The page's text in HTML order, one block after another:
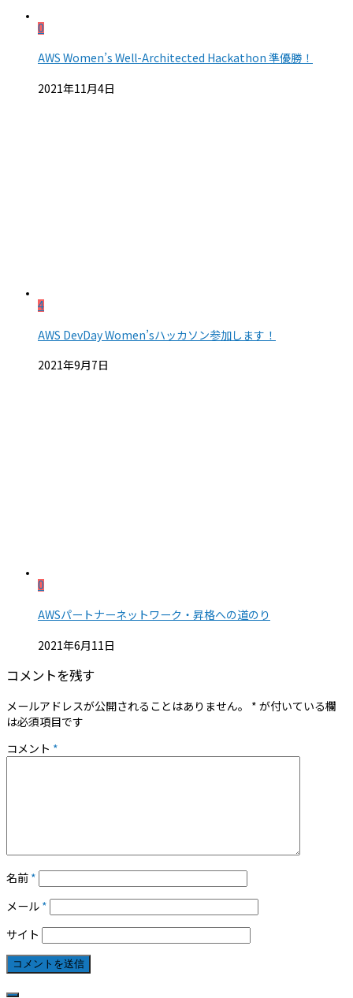
0
AWS Women’s Well-Architected Hackathon 準優勝！
2021年11月4日
4
AWS DevDay Women’sハッカソン参加します！
2021年9月7日
0
AWSパートナーネットワーク・昇格への道のり
2021年6月11日
コメントを残す
メールアドレスが公開されることはありません。 * が付いている欄
は必須項目です
コメント *
名前 *
メール *
サイト